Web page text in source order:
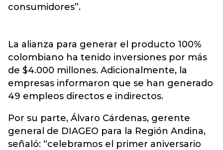
consumidores”.
La alianza para generar el producto 100%
colombiano ha tenido inversiones por más
de $4.000 millones. Adicionalmente, la
empresas informaron que se han generado
49 empleos directos e indirectos.
Por su parte, Álvaro Cárdenas, gerente
general de DIAGEO para la Región Andina,
señaló: “celebramos el primer aniversario